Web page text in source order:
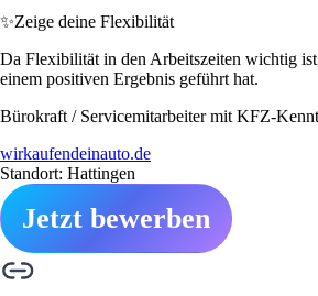
✨Zeige deine Flexibilität
Da Flexibilität in den Arbeitszeiten wichtig
einem positiven Ergebnis geführt hat.
Bürokraft / Servicemitarbeiter mit KFZ-
wirkaufendeinauto.de
Standort: Hattingen
Jetzt bewerben